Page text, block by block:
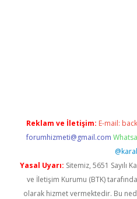
Reklam ve İletişim: E-mail:
forumhizmeti@gmail.com
Yasal Uyarı: Sitemiz, 5651 Sayılı
ve İletişim Kurumu (BTK)
olarak hizmet vermektedir. Bu